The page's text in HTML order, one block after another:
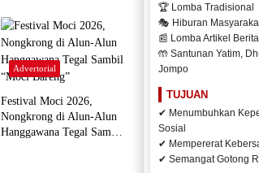
🏆 Lomba Tradisional
🎭 Hiburan
📰 Lomba Artikel Berita
🤲 Santunan Yatim,
Jompo
TUJUAN
✔ Menumbuhkan
Sosial
✔ Mempererat
✔ Semangat Gotong
Advertorial
Festival Moci 2026,
Nongkrong di Alun-Alun
Hanggawana Tegal Sambil